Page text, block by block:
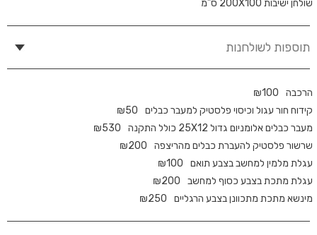
שולחן ישיבות 200X100 ס”מ
תוספות לשולחנות
הרכבה ₪100
קידוח חור עגול וכיסוי פלסטיק למעבר כבלים
₪50
מעבר כבלים אלומניום גדול 25X12 כולל התקנה
₪530
שרשור פלסטיק להעברת כבלים מהריצפה
₪200
עגלת מלמין למחשב בצבע תואם
₪100
עגלת מתכת בצבע כסוף למחשב
₪200
מינשא מתכת מתכוונן בצבע הרגליים
₪250